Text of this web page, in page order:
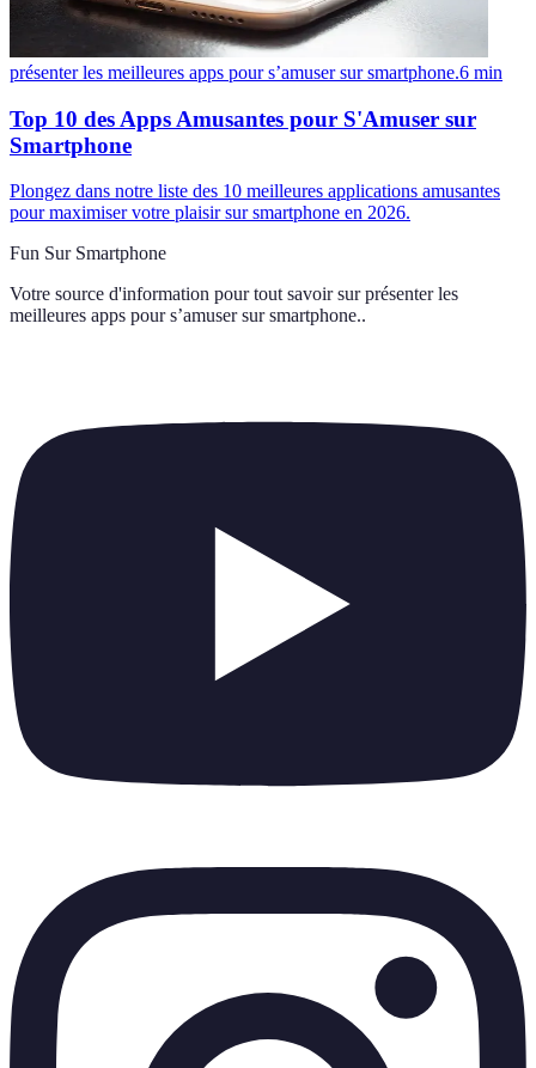
présenter les meilleures apps pour s’amuser sur smartphone.6 min
Top 10 des Apps Amusantes pour S'Amuser sur
Smartphone
Plongez dans notre liste des 10 meilleures applications amusantes
pour maximiser votre plaisir sur smartphone en 2026.
Fun Sur Smartphone
Votre source d'information pour tout savoir sur présenter les
meilleures apps pour s’amuser sur smartphone..